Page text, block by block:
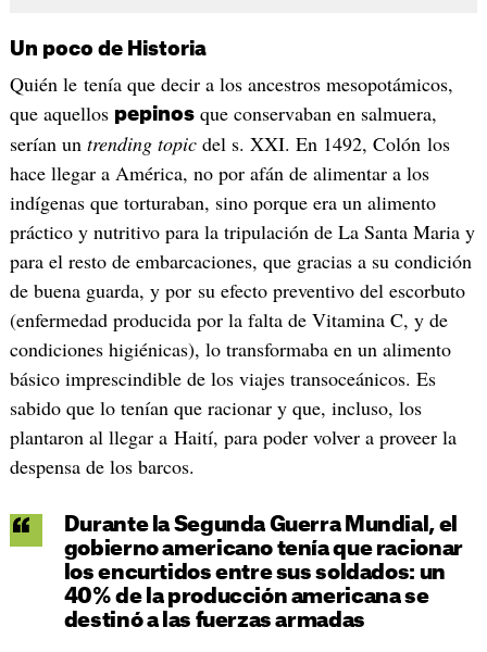
Un poco de Historia
Quién le tenía que decir a los ancestros mesopotámicos,
que aquellos pepinosque conservaban en salmuera,
serían un trending topicdel s. XXI. En 1492, Colón los
hace llegar a América, no por afán de alimentar a los
indígenas que torturaban, sino porque era un alimento
práctico y nutritivo para la tripulación de La Santa Maria y
para el resto de embarcaciones, que gracias a su condición
de buena guarda, y por su efecto preventivo del escorbuto
(enfermedad producida por la falta de Vitamina C, y de
condiciones higiénicas), lo transformaba en un alimento
básico imprescindible de los viajes transoceánicos. Es
sabido que lo tenían que racionar y que, incluso, los
plantaron al llegar a Haití, para poder volver a proveer la
despensa de los barcos.
Durante la Segunda Guerra Mundial, el
gobierno americano tenía que racionar
los encurtidos entre sus soldados: un
40% de la producción americana se
destinó a las fuerzas armadas